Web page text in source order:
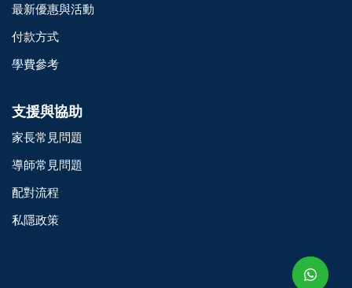
最新優惠與活動
付款方式
學費參考
支援與協助
家長常見問題
導師常見問題
配對流程
私隱政策